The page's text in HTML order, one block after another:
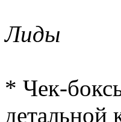
Лиды
* Чек-
детальной